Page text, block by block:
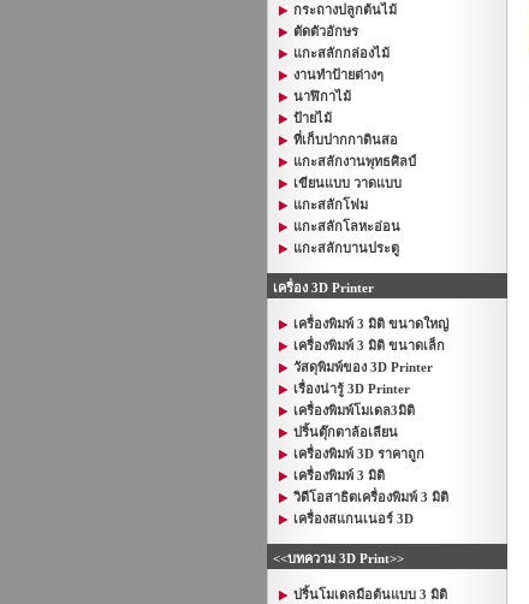
กระถางปลูกต้นไม้
ตัดตัวอักษร
แกะสลักกล่องไม้
งานทำป้ายต่างๆ
นาฬิกาไม้
ป้ายไม้
ที่เก็บปากกาดินสอ
แกะสลักงานพุทธศิลป์
เขียนแบบ วาดแบบ
แกะสลักโฟม
แกะสลักโลหะอ่อน
แกะสลักบานประตู
เครื่อง 3D Printer
เครื่องพิมพ์ 3 มิติ ขนาดใหญ่
เครื่องพิมพ์ 3 มิติ ขนาดเล็ก
วัสดุพิมพ์ของ 3D Printer
เรื่องน่ารู้ 3D Printer
เครื่องพิมพ์โมเดล3มิติ
ปริ้นตุ๊กตาล้อเลียน
เครื่องพิมพ์ 3D ราคาถูก
เครื่องพิมพ์ 3 มิติ
วิดีโอสาธิตเครื่องพิมพ์ 3 มิติ
เครื่องสแกนเนอร์ 3D
<<บทความ 3D Print>>
ปริ้นโมเดลมือต้นแบบ 3 มิติ